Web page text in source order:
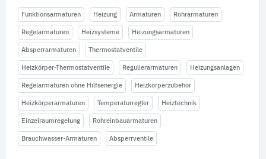
Funktionsarmaturen Heizung Armaturen Rohrarmaturen
Regelarmaturen Heizsysteme Heizungsarmaturen
Absperrarmaturen Thermostatventile
Heizkörper-Thermostatventile Regulierarmaturen Heizungsanlagen
Regelarmaturen ohne Hilfsenergie Heizkörperzubehör
Heizkörperarmaturen Temperaturregler Heiztechnik
Einzelraumregelung Rohreinbauarmaturen
Brauchwasser-Armaturen Absperrventile